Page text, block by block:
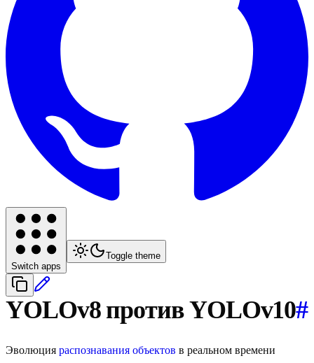
Switch apps
Toggle theme
YOLOv8 против YOLOv10#
Эволюция распознавания объектов в реальном времени